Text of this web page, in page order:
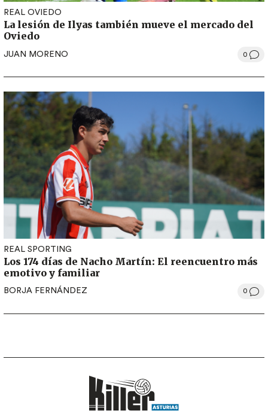
REAL OVIEDO
La lesión de Ilyas también mueve el mercado del
Oviedo
JUAN MORENO 0
REAL SPORTING
Los 174 días de Nacho Martín: El reencuentro más
emotivo y familiar
BORJA FERNÁNDEZ 0